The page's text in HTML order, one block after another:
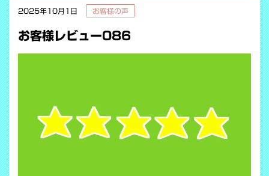
2025年10月1日 お客様の声
お客様レビュー086